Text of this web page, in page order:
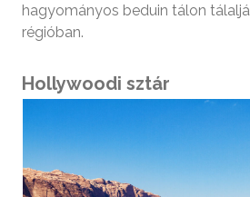
hagyományos beduin tálon
régióban.
Hollywoodi sztár